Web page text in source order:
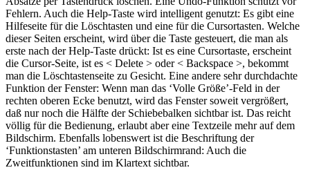
Fehlern. Auch die Help-Taste wird intelligent genutzt: Es gibt eine
Hilfeseite für die Löschtasten und eine für die Cursortasten. Welche
dieser Seiten erscheint, wird über die Taste gesteuert, die man als
erste nach der Help-Taste drückt: Ist es eine Cursortaste, erscheint
die Cursor-Seite, ist es < Delete > oder < Backspace >, bekommt
man die Löschtastenseite zu Gesicht. Eine andere sehr durchdachte
Funktion der Fenster: Wenn man das ‘Volle Größe’-Feld in der
rechten oberen Ecke benutzt, wird das Fenster soweit vergrößert,
daß nur noch die Hälfte der Schiebebalken sichtbar ist. Das reicht
völlig für die Bedienung, erlaubt aber eine Textzeile mehr auf dem
Bildschirm. Ebenfalls lobenswert ist die Beschriftung der
‘Funktionstasten’ am unteren Bildschirmrand: Auch die
Zweitfunktionen sind im Klartext sichtbar.